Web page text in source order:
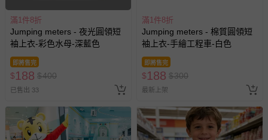
滿1件8折
Jumping meters - 夜光圓領短
袖上衣-彩色水母-深藍色
即將售完
$188 $400
已售出 33
滿1件8折
Jumping meters - 棉質圓領短
袖上衣-手繪工程車-白色
即將售完
$188 $300
最新上架